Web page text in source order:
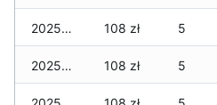
2025-01-04 108 zł 5
2025-01-03 108 zł 5